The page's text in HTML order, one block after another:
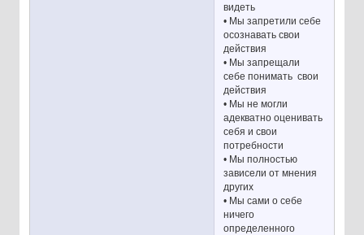
видеть
• Мы запретили себе
осознавать свои
действия
• Мы запрещали
себе понимать свои
действия
• Мы не могли
адекватно оценивать
себя и свои
потребности
• Мы полностью
зависели от мнения
других
• Мы сами о себе
ничего
определенного